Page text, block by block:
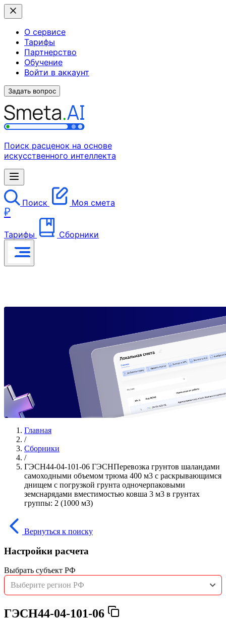
О сервисе
Тарифы
Партнерство
Обучение
Войти в аккаунт
Задать вопрос
Поиск расценок на основе
искусственного интеллекта
Поиск Моя смета
₽
Тарифы Сборники
Главная
/
Сборники
/
ГЭСН44-04-101-06 ГЭСНПеревозка грунтов шаландами
самоходными объемом трюма 400 м3 с раскрывающимся
днищем с погрузкой грунта одночерпаковыми
земснарядами вместимостью ковша 3 м3 в грунтах
группы: 2 (1000 м3)
Вернуться к поиску
Настройки расчета
Выбрать субъект РФ
Выберите регион РФ
ГЭСН44-04-101-06